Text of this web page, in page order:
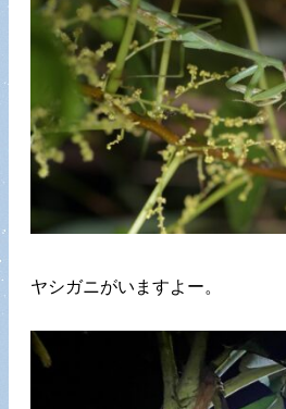
ヤシガニがいますよー。